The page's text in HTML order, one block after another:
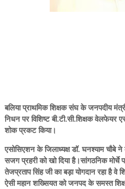
बलिया प्राथमिक शिक्षक संघ के जनपदीय
निधन पर विशिष्ट बी.टी.सी.शिक्षक वेलफेयर
शोक प्रकट किया।
एसोसिएशन के जिलाध्यक्ष डॉ. घनश्याम चौबे
सजग प्रहरी को खो दिया है।सांगठनिक मोर्चे
तेजप्रताप सिंह जी का बड़ा योगदान रहा है वे
ऐसी महान शख्सियत को जनपद के समस्त